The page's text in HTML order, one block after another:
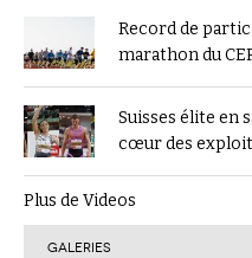
Record de
marathon du
Suisses élite en
cœur des
Plus de Videos
GALERIES